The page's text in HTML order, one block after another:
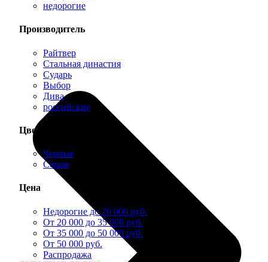
недорогие
Производитель
Райтвер
Стальная династия
Сударь
Выбор
Дива
российские
Цвет
Черные
Серые
Цена
Недорогие до 20 000 руб.
От 20 000 до 35 000 руб.
От 35 000 до 50 000 руб.
От 50 000 руб.
Распродажа